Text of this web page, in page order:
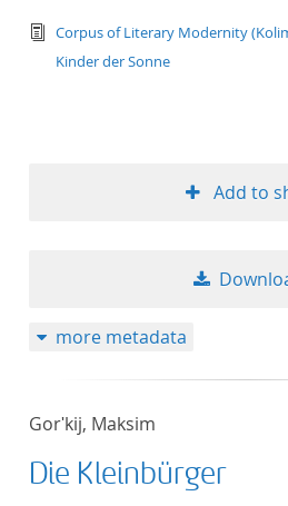
text/
Corpus of Literary Modernity
Kinder der Sonne
Add to
more metadata
Gorʹkij, Maksim
Die Kleinbürger